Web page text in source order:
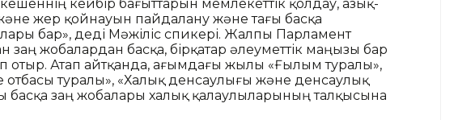
кейбір бағыттарын мемлекеттік қолдау, азық-
және жер қойнауын пайдалану және тағы басқа
бар», деді Мәжіліс спикері. Жалпы Парламент
заң жобалардан басқа, бірқатар әлеуметтік маңызы бар
отыр. Атап айтқанда, ағымдағы жылы «Ғылым туралы»,
туралы», «Халық денсаулығы және денсаулық
басқа заң жобалары халық қалаулыларының талқысына